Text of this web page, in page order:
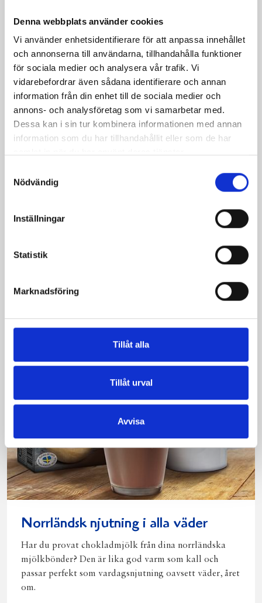
Denna webbplats använder cookies
Vi använder enhetsidentifierare för att anpassa innehållet
och annonserna till användarna, tillhandahålla funktioner
för sociala medier och analysera vår trafik. Vi
vidarebefordrar även sådana identifierare och annan
information från din enhet till de sociala medier och
annons- och analysföretag som vi samarbetar med.
Dessa kan i sin tur kombinera informationen med annan
information som du har tillhandahållit eller som de har
Nödvändig
Inställningar
Statistik
Marknadsföring
Tillåt alla
Tillåt urval
Avvisa
Bäst i test: Norrmejeriers laktosfria
Vi kan stolt konstatera att vår laktosfria Mellanmjölk
200 norrlänningar fick deltog vid provsmakningen. Vår
produkt vann testet.
Norrländsk njutning i alla väder
Har du provat chokladmjölk från dina norrländska
mjölkbönder? Den är lika god varm som kall och
passar perfekt som vardagsnjutning oavsett väder, året
om.